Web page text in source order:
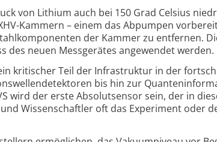
von Lithium auch bei 150 Grad Celsius
Kammern – einem das Ab­pumpen
der Kammer zu entfernen.
des neuen Mess­gerätes angewendet werden.
kritischer Teil der Infra­struktur in der
bis hin zur
wird der erste Absolut­sensor sein, der in
Wissenschaftler oft das Experiment oder